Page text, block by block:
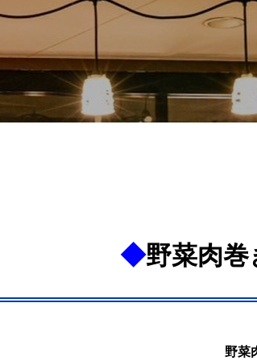
◆野菜肉
野菜